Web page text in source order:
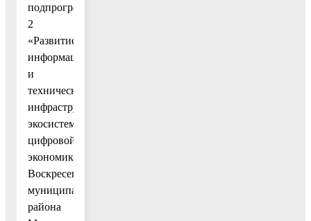
подпрограммы
2
«Развитие
информационной
и
технической
инфраструктуры
экосистемы
цифровой
экономики
Воскресенского
муниципального
района